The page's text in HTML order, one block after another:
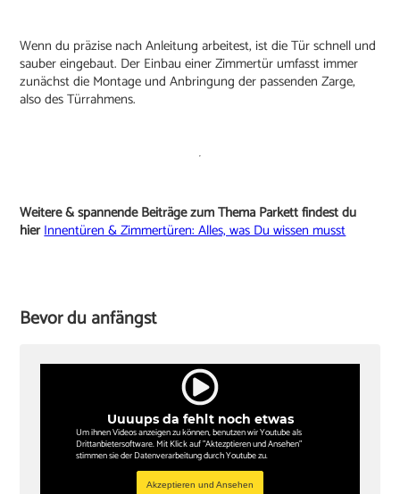
Wenn du präzise nach Anleitung arbeitest, ist die Tür schnell und
sauber eingebaut. Der Einbau einer Zimmertür umfasst immer
zunächst die Montage und Anbringung der passenden Zarge,
also des Türrahmens.
Weitere & spannende Beiträge zum Thema Parkett findest du
hierInnentüren & Zimmertüren: Alles, was Du wissen musst
Bevor du anfängst
Uuuups da fehlt noch etwas
Um ihnen Videos anzeigen zu können, benutzen wir Youtube als
Drittanbietersoftware. Mit Klick auf "Aktezptieren und Ansehen"
stimmen sie der Datenverarbeitung durch Youtube zu.
Akzeptieren und Ansehen